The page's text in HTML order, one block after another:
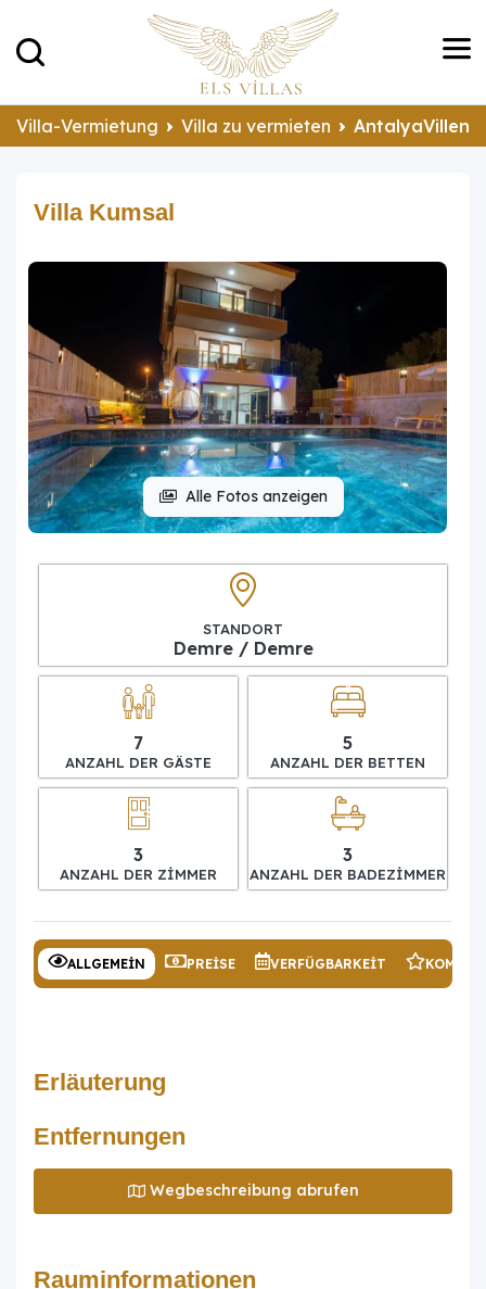
Villa-Vermietung Villa zu vermieten AntalyaVillen
Villa Kumsal
Alle Fotos anzeigen
STANDORT
Demre / Demre
7
ANZAHL DER GÄSTE
5
ANZAHL DER BETTEN
3
ANZAHL DER ZIMMER
3
ANZAHL DER BADEZIMMER
ALLGEMEIN PREISE VERFÜGBARKEIT
Erläuterung
Entfernungen
Wegbeschreibung abrufen
Rauminformationen